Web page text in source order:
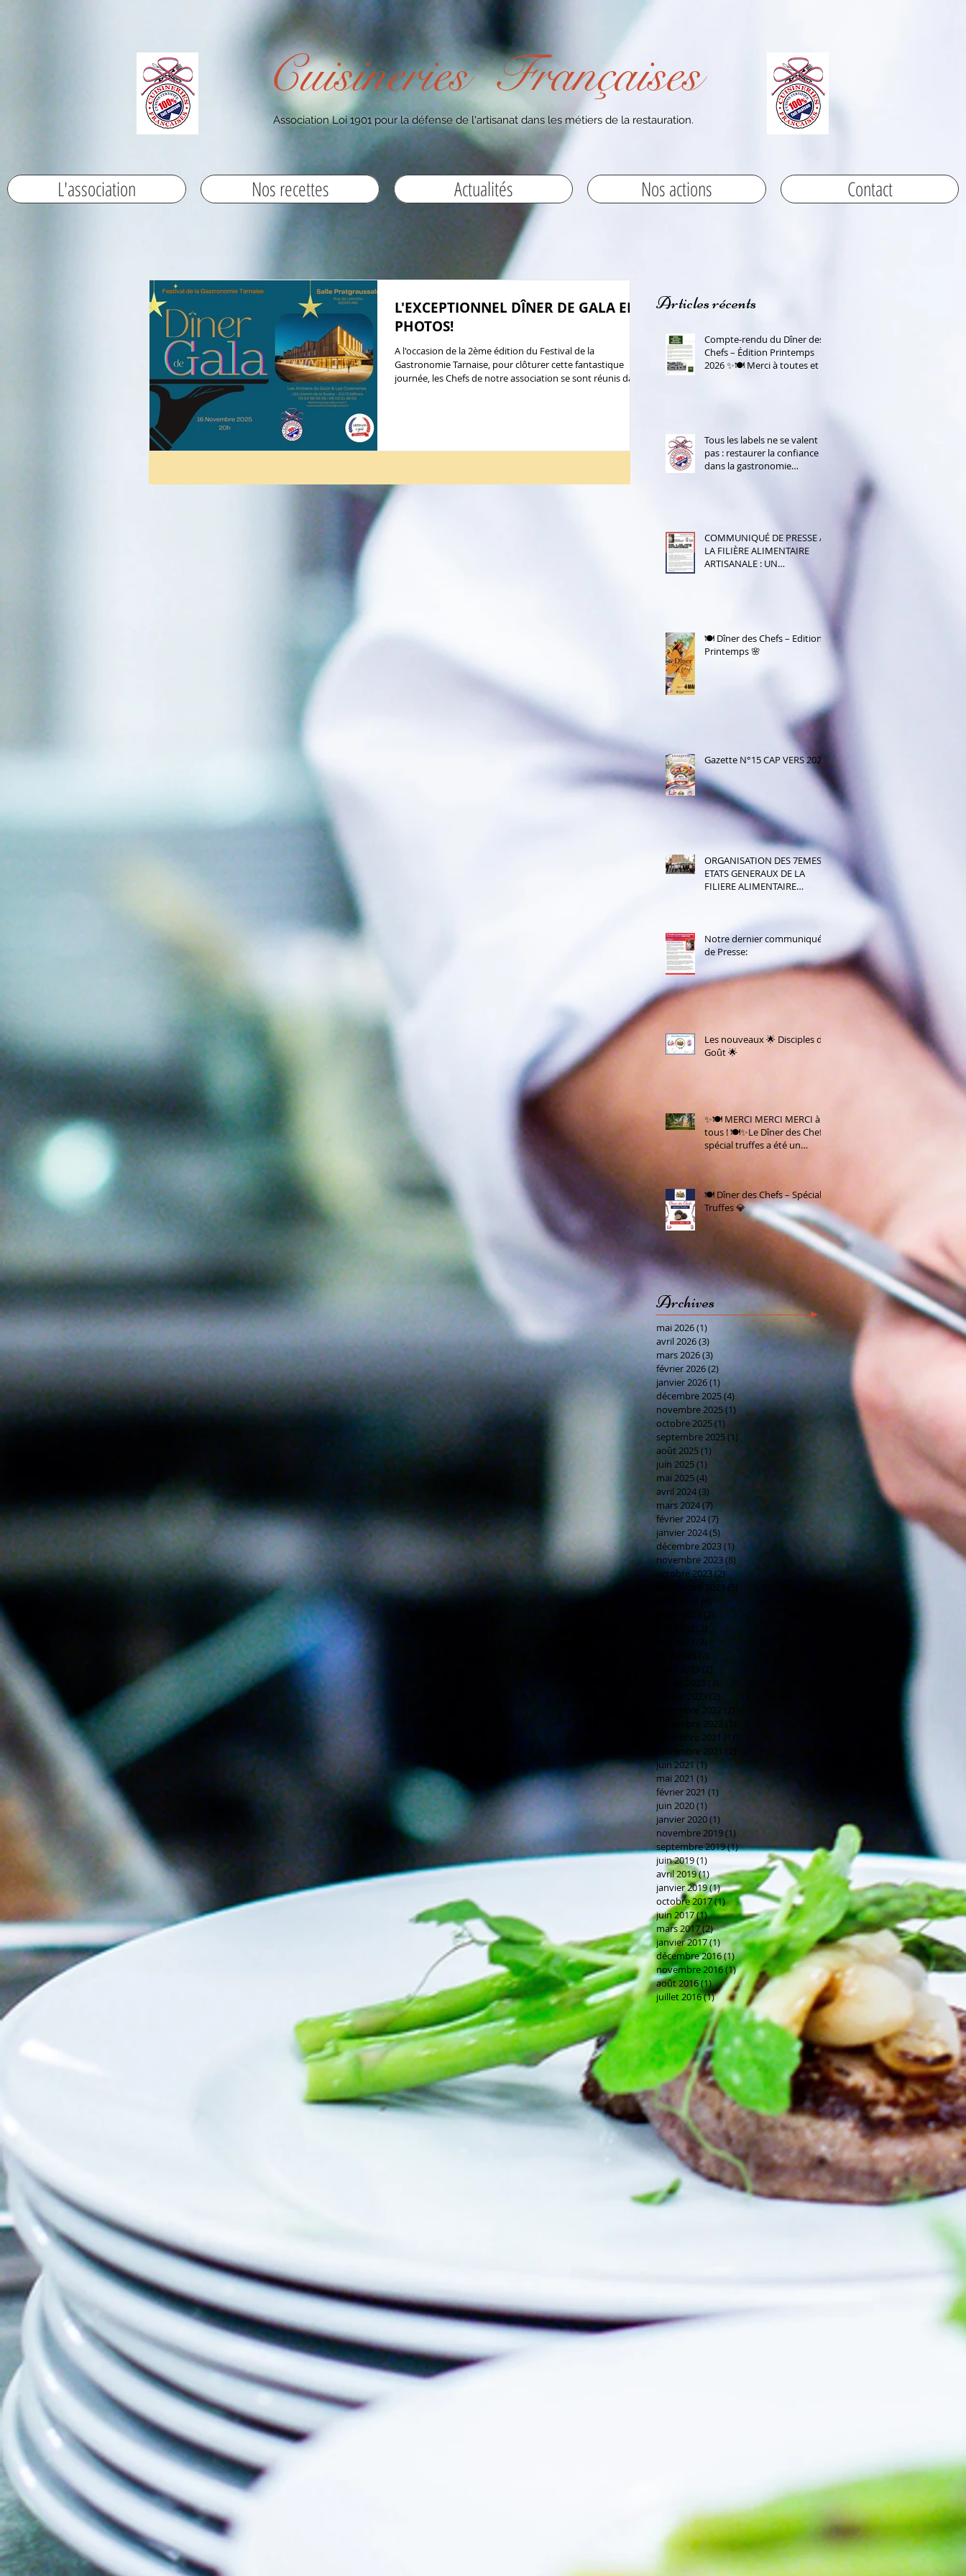
Cuisineries Françaises
Association Loi 1901 pour la défense de l'artisanat dans les métiers de la restauration.
L'association Nos recettes Actualités Nos actions Contact
L'EXCEPTIONNEL DÎNER DE GALA EN
PHOTOS!
A l'occasion de la 2ème édition du Festival de la
Gastronomie Tarnaise, pour clôturer cette fantastique
journée, les Chefs de notre association se sont réunis dans
Articles récents
Compte-rendu du Dîner des
Chefs – Édition Printemps
2026 ✨🍽️ Merci à toutes et à
Tous les labels ne se valent
pas : restaurer la confiance
dans la gastronomie
COMMUNIQUÉ DE PRESSE /
LA FILIÈRE ALIMENTAIRE
ARTISANALE : UN
🍽️ Dîner des Chefs – Edition
Printemps 🌸
Gazette N°15 CAP VERS 2026!
ORGANISATION DES 7EMES
ETATS GENERAUX DE LA
FILIERE ALIMENTAIRE
organisés par notre
association:
Notre dernier communiqué
de Presse:
Les nouveaux 🌟 Disciples du
Goût 🌟
✨🍽️ MERCI MERCI MERCI à
tous ! 🍽️✨Le Dîner des Chefs
spécial truffes a été un
🍽️ Dîner des Chefs – Spécial
Truffes 💎
Archives
mai 2026(1)
avril 2026(3)
mars 2026(3)
février 2026(2)
janvier 2026(1) 1 post
décembre 2025(4)4 posts
novembre 2025(1)1 post
octobre 2025(1)
septembre 2025 (1)
août 2025(1)
juin 2025(1)
mai 2025(4)
avril 2024(3)
mars 2024(7) 7 posts
février 2024(7) 7 posts
janvier 2024(5) 5 posts
décembre 2023(1) 1 post
novembre 2023(8)
octobre 2023(2) 2 posts
septembre 2023(5)
(4)
4 posts
juillet 2023 (2)
(2) 2 posts
(2)
(2)
mars 2023 (2)
février 2023 (3)
janvier 2023
(2)
décembre 2022 (2)
novembre 2022 (1)
décembre 2021 (1)
novembre 2021
(2)
juin 2021(1)1 post
mai 2021 (1) 1 post
février 2021 (1)1 post
juin 2020(1)
janvier 2020(1)
novembre 2019(1)
septembre 2019(1)1 post
juin 2019(1)
avril 2019(1)1 post
janvier 2019(1)1 post
octobre 2017(1)1 post
juin 2017(1)1 post
mars 2017(2)2 posts
janvier 2017(1)1 post
décembre 2016(1)1 post
novembre 2016(1)1 post
août 2016(1)1 post
juillet 2016(1)1 post